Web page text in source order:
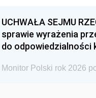
UCHWAŁA SEJMU
sprawie wyrażenia
do odpowiedzialności
Monitor Polski rok 2026